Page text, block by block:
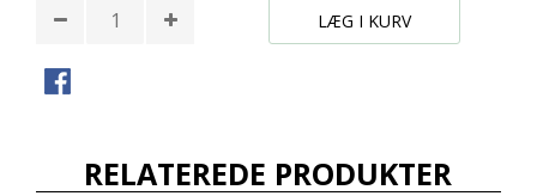
LÆG I KURV
RELATEREDE PRODUKTER